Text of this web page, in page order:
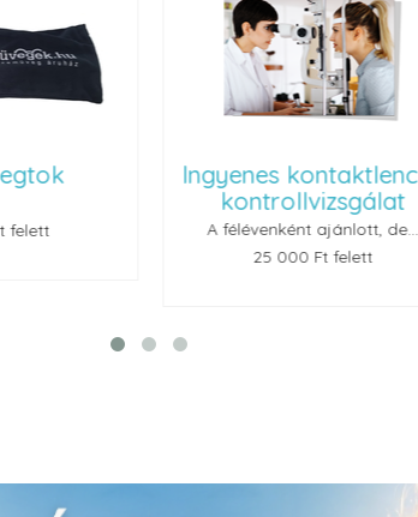
Ingyenes kontaktlencse
kontrollvizsgálat
A félévenként ajánlott, de...